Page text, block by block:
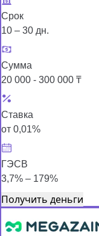
Срок
10 – 30 дн.
Сумма
20 000 - 300 000 ₸
Ставка
от 0,01%
ГЭСВ
3,7% – 179%
Получить деньги